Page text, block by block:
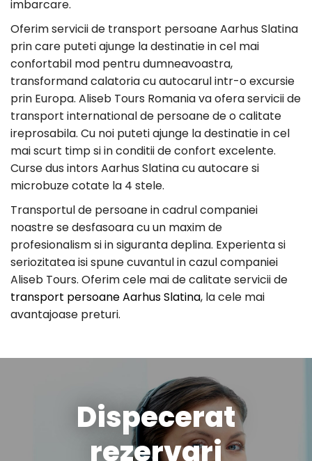
imbarcare.
Oferim servicii de transport persoane Aarhus Slatina
prin care puteti ajunge la destinatie in cel mai
confortabil mod pentru dumneavoastra,
transformand calatoria cu autocarul intr-o excursie
prin Europa. Aliseb Tours Romania va ofera servicii de
transport international de persoane de o calitate
ireprosabila. Cu noi puteti ajunge la destinatie in cel
mai scurt timp si in conditii de confort excelente.
Curse dus intors Aarhus Slatina cu autocare si
microbuze cotate la 4 stele.
Transportul de persoane in cadrul companiei
noastre se desfasoara cu un maxim de
profesionalism si in siguranta deplina. Experienta si
seriozitatea isi spune cuvantul in cazul companiei
Aliseb Tours. Oferim cele mai de calitate servicii de
transport persoane Aarhus Slatina, la cele mai
avantajoase preturi.
Dispecerat
rezervari